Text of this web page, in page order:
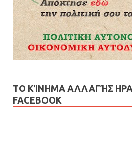
ΤΟ ΚΊΝΗΜΑ ΑΛΛΑΓΉΣ
FACEBOOK